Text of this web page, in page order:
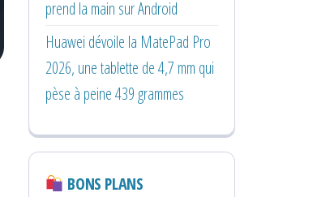
prend la main sur Android
Huawei dévoile la MatePad Pro
2026, une tablette de 4,7 mm qui
pèse à peine 439 grammes
BONS PLANS